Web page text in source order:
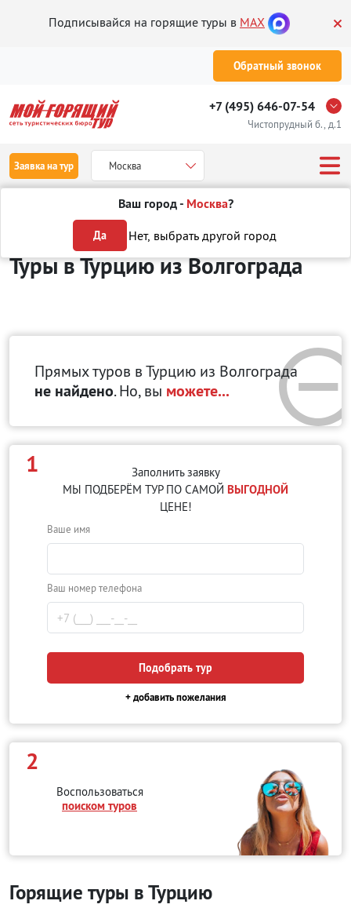
Подписывайся на горящие туры в MAX
Обратный звонок
+7 (495) 646-07-54
Чистопрудный б., д.1
Заявка на тур Москва
Ваш город - Москва?
Да Нет, выбрать другой город
Отдых в Турции
Туры в Турциюиз Волгограда
Прямых туров в Турцию из Волгограда
не найдено. Но, вы можете...
1
Заполнить заявку
МЫ ПОДБЕРЁМ ТУР ПО САМОЙ ВЫГОДНОЙ
ЦЕНЕ!
Ваше имя
Ваш номер телефона
Подобрать тур
+ добавить пожелания
2
Воспользоваться
поиском туров
Горящие туры в Турцию